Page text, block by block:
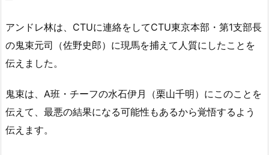
アンドレ林は、CTUに連絡をしてCTU東京本部・第1支部長
の鬼束元司（佐野史郎）に現馬を捕えて人質にしたことを
伝えました。
鬼束は、A班・チーフの水石伊月（栗山千明）にこのことを
伝えて、最悪の結果になる可能性もあるから覚悟するよう
伝えます。